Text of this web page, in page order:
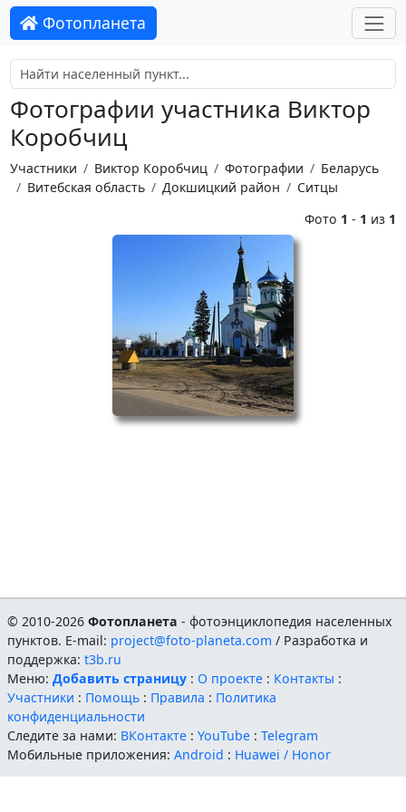
Фотопланета
Фотографии участника Виктор
Коробчиц
Участники Виктор Коробчиц Фотографии
Беларусь
Витебская область
Докшицкий район
Ситцы
Фото 1 - 1 из 1
© 2010-2026Фотопланета - фотоэнциклопедия населенных
пунктов. E-mail: project@foto-planeta.com / Разработка и
поддержка:t3b.ru
Меню:Добавить страницу : О проекте : Контакты :
Участники : Помощь : Правила : Политика
конфиденциальности
Следите за нами: ВКонтакте :YouTube :Telegram
Мобильные приложения:Android : Huawei / Honor